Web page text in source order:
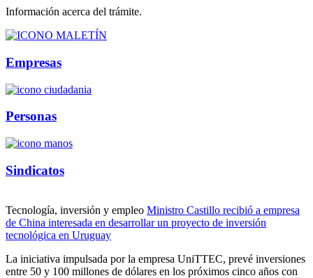
Información acerca del trámite.
Empresas
Personas
Sindicatos
Tecnología, inversión y empleo Ministro Castillo recibió a empresa
de China interesada en desarrollar un proyecto de inversión
tecnológica en Uruguay
La iniciativa impulsada por la empresa UniTTEC, prevé inversiones
entre 50 y 100 millones de dólares en los próximos cinco años con